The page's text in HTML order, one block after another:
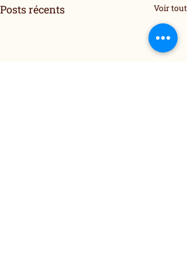
Posts récents Voir tout